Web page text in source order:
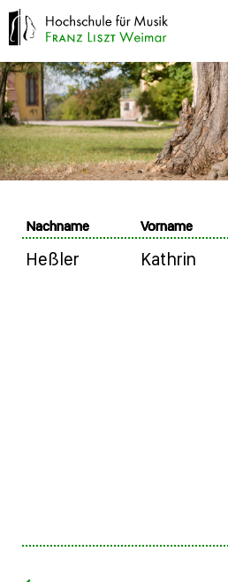
Nachname Vorname
Heßler Kathrin